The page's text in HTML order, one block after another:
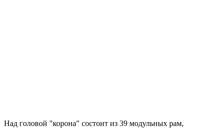
Над головой "корона" состоит из 39 модульных рам,